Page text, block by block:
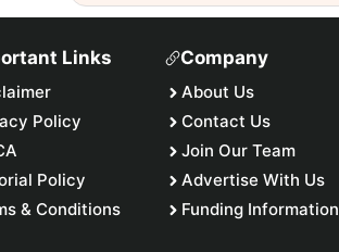
Links
Policy
Policy
& Conditions
Company
About Us
Contact Us
Join Our Team
Advertise With Us
Funding Information